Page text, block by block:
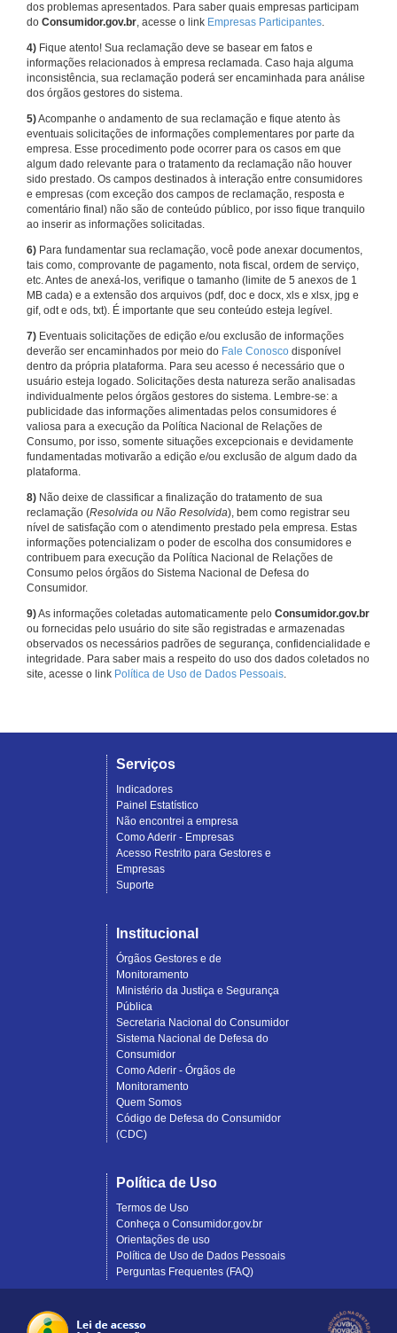
dos problemas apresentados. Para saber quais empresas participam
do Consumidor.gov.br, acesse o link Empresas Participantes.
4) Fique atento! Sua reclamação deve se basear em fatos e
informações relacionados à empresa reclamada. Caso haja alguma
inconsistência, sua reclamação poderá ser encaminhada para análise
dos órgãos gestores do sistema.
5)Acompanhe o andamento de sua reclamação e fique atento às
eventuais solicitações de informações complementares por parte da
empresa. Esse procedimento pode ocorrer para os casos em que
algum dado relevante para o tratamento da reclamação não houver
sido prestado. Os campos destinados à interação entre consumidores
e empresas (com exceção dos campos de reclamação, resposta e
comentário final) não são de conteúdo público, por isso fique tranquilo
ao inserir as informações solicitadas.
6) Para fundamentar sua reclamação, você pode anexar documentos,
tais como, comprovante de pagamento, nota fiscal, ordem de serviço,
etc. Antes de anexá-los, verifique o tamanho (limite de 5 anexos de 1
MB cada) e a extensão dos arquivos (pdf, doc e docx, xls e xlsx, jpg e
gif, odt e ods, txt). É importante que seu conteúdo esteja legível.
7) Eventuais solicitações de edição e/ou exclusão de informações
deverão ser encaminhados por meio do Fale Conosco disponível
dentro da própria plataforma. Para seu acesso é necessário que o
usuário esteja logado. Solicitações desta natureza serão analisadas
individualmente pelos órgãos gestores do sistema. Lembre-se: a
publicidade das informações alimentadas pelos consumidores é
valiosa para a execução da Política Nacional de Relações de
Consumo, por isso, somente situações excepcionais e devidamente
fundamentadas motivarão a edição e/ou exclusão de algum dado da
plataforma.
8) Não deixe de classificar a finalização do tratamento de sua
reclamação (Resolvida ou Não Resolvida), bem como registrar seu
nível de satisfação com o atendimento prestado pela empresa. Estas
informações potencializam o poder de escolha dos consumidores e
contribuem para execução da Política Nacional de Relações de
Consumo pelos órgãos do Sistema Nacional de Defesa do
Consumidor.
9)As informações coletadas automaticamente pelo Consumidor.gov.br
ou fornecidas pelo usuário do site são registradas e armazenadas
observados os necessários padrões de segurança, confidencialidade e
integridade. Para saber mais a respeito do uso dos dados coletados no
site, acesse o link Política de Uso de Dados Pessoais.
Serviços
Indicadores
Painel Estatístico
Não encontrei a empresa
Como Aderir - Empresas
Acesso Restrito para Gestores e
Empresas
Suporte
Institucional
Órgãos Gestores e de
Monitoramento
Ministério da Justiça e Segurança
Pública
Secretaria Nacional do Consumidor
Sistema Nacional de Defesa do
Consumidor
Como Aderir - Órgãos de
Monitoramento
Quem Somos
Código de Defesa do Consumidor
(CDC)
Política de Uso
Termos de Uso
Conheça o Consumidor.gov.br
Orientações de uso
Política de Uso de Dados Pessoais
Perguntas Frequentes (FAQ)